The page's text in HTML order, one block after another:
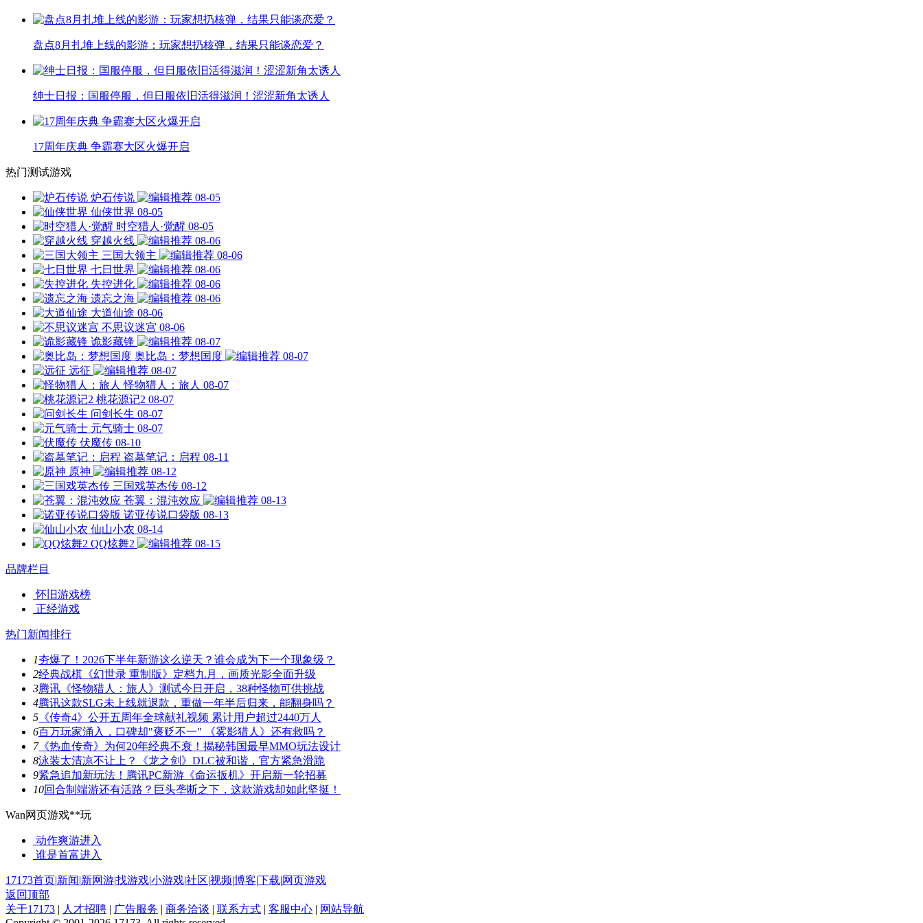
盘点8月扎堆上线的影游：玩家想扔核弹，结果只能谈恋爱？
绅士日报：国服停服，但日服依旧活得滋润！涩涩新角太诱人
17周年庆典 争霸赛大区火爆开启
热门测试游戏
炉石传说
08-05
仙侠世界 08-05
时空猎人·觉醒 08-05
穿越火线
08-06
三国大领主
08-06
七日世界
08-06
失控进化
08-06
遗忘之海
08-06
大道仙途 08-06
不思议迷宫 08-06
诡影藏锋
08-07
奥比岛：梦想国度
08-07
远征
08-07
怪物猎人：旅人 08-07
桃花源记2 08-07
问剑长生 08-07
元气骑士 08-07
伏魔传 08-10
盗墓笔记：启程 08-11
原神
08-12
三国戏英杰传 08-12
苍翼：混沌效应
08-13
诺亚传说口袋版 08-13
仙山小农 08-14
QQ炫舞2
08-15
品牌栏目
怀旧游戏榜
正经游戏
热门新闻排行
1夯爆了！2026下半年新游这么逆天？谁会成为下一个现象级？
2经典战棋《幻世录 重制版》定档九月，画质光影全面升级
3腾讯《怪物猎人：旅人》测试今日开启，38种怪物可供挑战
4腾讯这款SLG未上线就退款，重做一年半后归来，能翻身吗？
5 《传奇4》公开五周年全球献礼视频 累计用户超过2440万人
6百万玩家涌入，口碑却"褒贬不一" 《雾影猎人》还有救吗？
7《热血传奇》为何20年经典不衰！揭秘韩国最早MMO玩法设计
8泳装太清凉不让上？《龙之剑》DLC被和谐，官方紧急滑跪
9紧急追加新玩法！腾讯PC新游《命运扳机》开启新一轮招募
10回合制端游还有活路？巨头垄断之下，这款游戏却如此坚挺！
Wan网页游戏**玩
动作爽游进入
谁是首富进入
17173首页|新闻|新网游|找游戏|小游戏|社区|视频|博客|下载|网页游戏
返回顶部
关于17173 | 人才招聘 | 广告服务 | 商务洽谈 | 联系方式 | 客服中心 | 网站导航